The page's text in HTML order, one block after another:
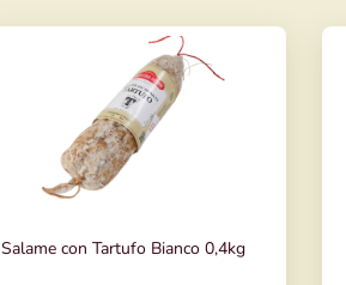
Salame con Tartufo Bianco 0,4kg